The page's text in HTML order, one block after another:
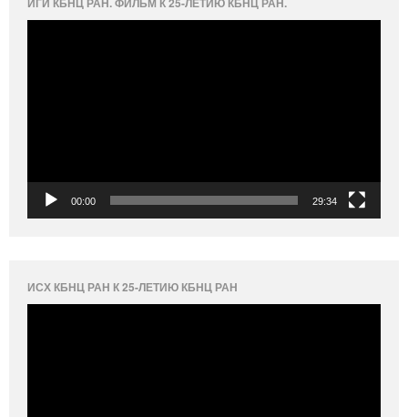
00:00 29:34
ИСХ КБНЦ РАН К 25-ЛЕТИЮ КБНЦ РАН